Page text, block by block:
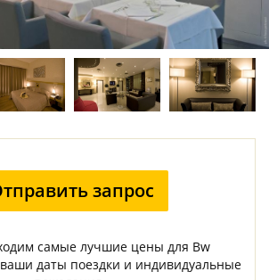
запрос
самые лучшие цены для Bw
даты поездки и индивидуальные